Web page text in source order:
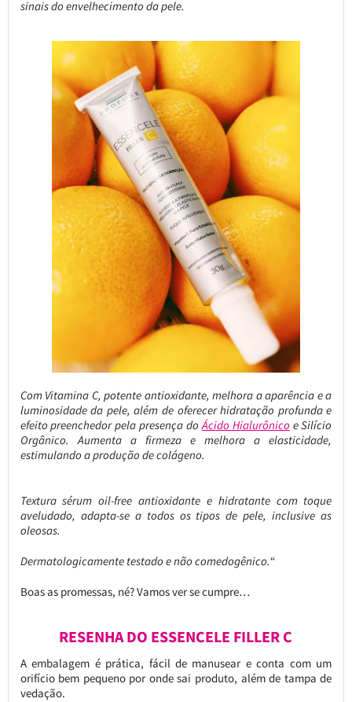
sinais do envelhecimento da pele.
Com Vitamina C, potente antioxidante, melhora a aparência e a
luminosidade da pele, além de oferecer hidratação profunda e
efeito preenchedor pela presença doÁcido Hialurônicoe Silício
Orgânico. Aumenta a firmeza e melhora a elasticidade,
estimulando a produção de colágeno.
Textura sérum oil-free antioxidante e hidratante com toque
aveludado, adapta-se a todos os tipos de pele, inclusive as
oleosas.
Dermatologicamente testado e não comedogênico.“
Boas as promessas, né? Vamos ver se cumpre…
RESENHA DO ESSENCELE FILLER C
A embalagem é prática, fácil de manusear e conta com um
orifício bem pequeno por onde sai produto, além de tampa de
vedação.